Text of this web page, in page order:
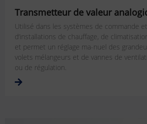
Transmetteur de valeur
Utilisé dans les systèmes de commande
d‘installations de chauffage, de
et permet un réglage ma-nuel des
volets mélangeurs et de vannes de
ou de régulation.